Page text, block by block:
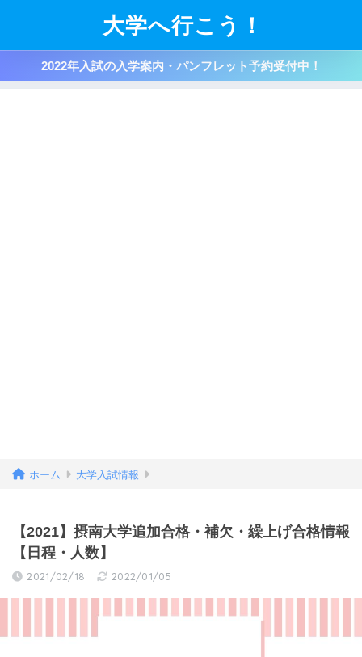
大学へ行こう！
2022年入試の入学案内・パンフレット予約受付中！
ホーム 大学入試情報
【2021】摂南大学追加合格・補欠・繰上げ合格情報
【日程・人数】
2021/02/18 2022/01/05